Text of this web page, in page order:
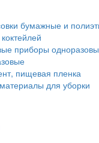
бумажные и
приборы
пищевая пленка
для уборки